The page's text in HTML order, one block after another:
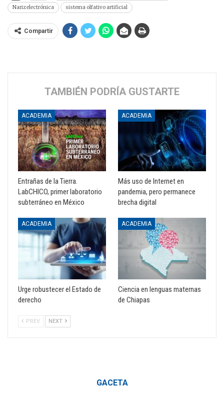
Nariz electrónica
sistema olfativo artificial
Compartir
TAMBIÉN PODRÍA GUSTARTE
ACADEMIA
Entrañas de la Tierra.
LabCHICO, primer laboratorio
subterráneo en México
ACADEMIA
Más uso de Internet en
pandemia, pero permanece
brecha digital
ACADEMIA
Urge robustecer el Estado de
derecho
ACADEMIA
Ciencia en lenguas maternas
de Chiapas
PREV NEXT
GACETA